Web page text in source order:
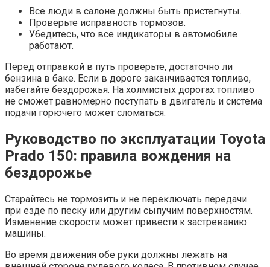
Все люди в салоне должны быть пристегнуты.
Проверьте исправность тормозов.
Убедитесь, что все индикаторы в автомобиле
работают.
Перед отправкой в путь проверьте, достаточно ли
бензина в баке. Если в дороге заканчивается топливо,
избегайте бездорожья. На холмистых дорогах топливо
не сможет равномерно поступать в двигатель и система
подачи горючего может сломаться.
Руководство по эксплуатации Toyota
Prado 150: правила вождения на
бездорожье
Старайтесь не тормозить и не переключать передачи
при езде по песку или другим сыпучим поверхностям.
Изменение скорости может привести к застреванию
машины.
Во время движения обе руки должны лежать на